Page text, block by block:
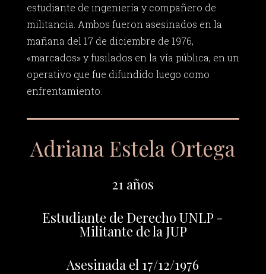
estudiante de ingeniería y compañero de
militancia. Ambos fueron asesinados en la
mañana del 17 de diciembre de 1976,
«marcados» y fusilados en la vía pública, en un
operativo que fue difundido luego como
enfrentamiento.
Adriana Estela Ortega
21 años
Estudiante de Derecho UNLP -
Militante de la JUP
Asesinada el 17/12/1976